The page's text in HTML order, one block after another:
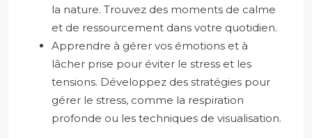
la nature. Trouvez des moments de calme
et de ressourcement dans votre quotidien.
Apprendre à gérer vos émotions et à
lâcher prise pour éviter le stress et les
tensions. Développez des stratégies pour
gérer le stress, comme la respiration
profonde ou les techniques de visualisation.